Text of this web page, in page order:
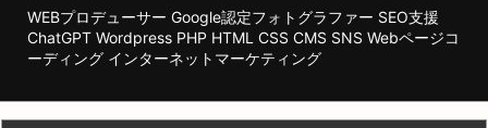
WEBプロデューサー Google認定フォトグラファー SEO支援
ChatGPT Wordpress PHP HTML CSS CMS SNS Webページコ
ーディング インターネットマーケティング